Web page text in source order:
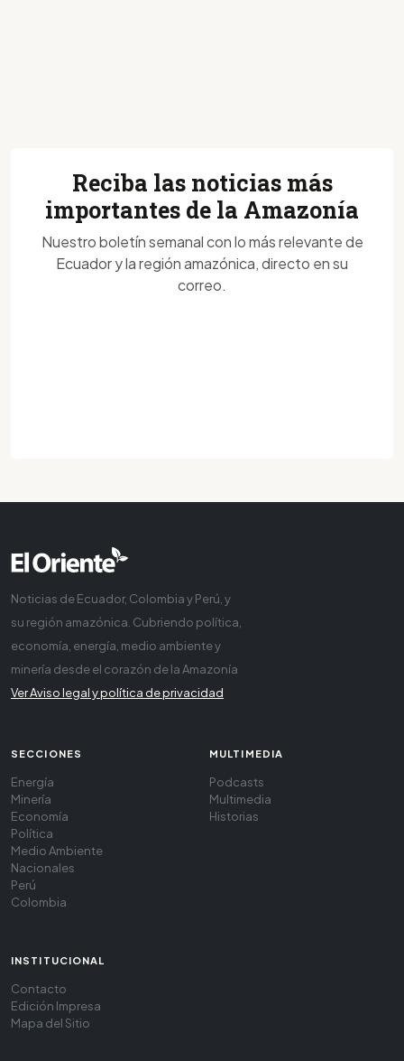
Reciba las noticias más
importantes de la Amazonía
Nuestro boletín semanal con lo más relevante de
Ecuador y la región amazónica, directo en su
correo.
Noticias de Ecuador, Colombia y Perú, y
su región amazónica. Cubriendo política,
economía, energía, medio ambiente y
minería desde el corazón de la Amazonía
Ver Aviso legal y política de privacidad
SECCIONES
Energía
Minería
Economía
Política
Medio Ambiente
Nacionales
Perú
Colombia
MULTIMEDIA
Podcasts
Multimedia
Historias
INSTITUCIONAL
Contacto
Edición Impresa
Mapa del Sitio